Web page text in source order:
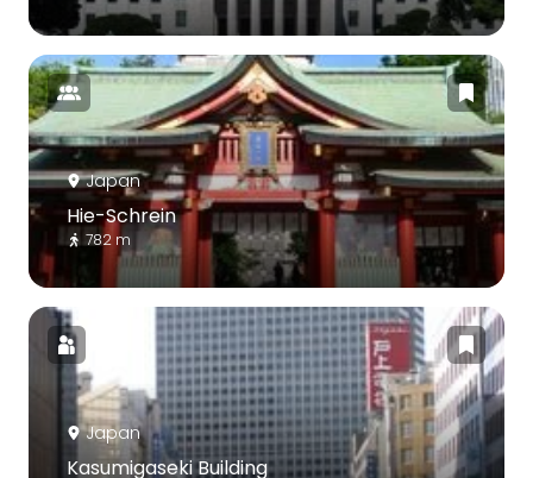
Japan
Hie-Schrein
782 m
Japan
Kasumigaseki Building